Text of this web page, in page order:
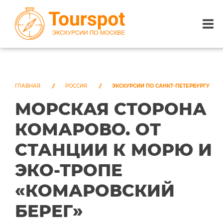
ЭКСКУРСИИ ПО МОСКВЕ
ЭКСКУРСИИ ПО СОЧИ
О НАС
ГЛАВНАЯ РОССИЯ ЭКСКУРСИИ ПО САНКТ-ПЕТЕРБУРГУ
МОРСКАЯ СТОРОНА
КОМАРОВО. ОТ
СТАНЦИИ К МОРЮ И
ЭКО-ТРОПЕ
«КОМАРОВСКИЙ
БЕРЕГ»